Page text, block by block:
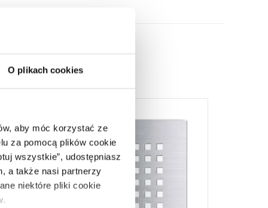
O plikach cookies
aby móc korzystać ze
za pomocą plików cookie
wszystkie”, udostępniasz
a także nasi partnerzy
niektóre pliki cookie